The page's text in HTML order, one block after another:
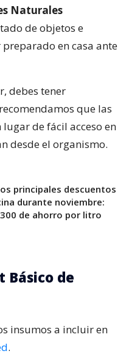
Naturales
de objetos e
en casa ante
debes tener
que las
de fácil acceso en
desde el organismo.
principales descuentos
durante noviembre:
de ahorro por litro
Básico de
insumos a incluir en
.